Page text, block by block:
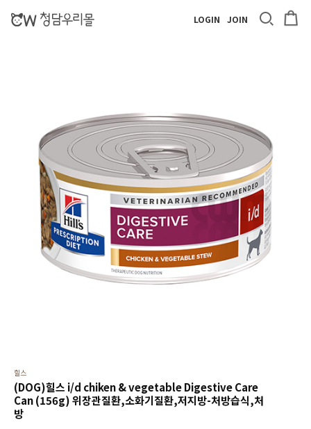
LOGIN JOIN
힐스
(DOG)힐스 i/d chiken & vegetable Digestive Care
Can (156g) 위장관질환,소화기질환,저지방-처방습식,처
방